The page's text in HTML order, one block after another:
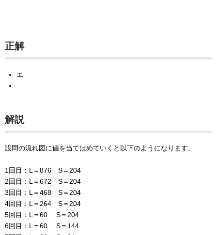
正解
エ
解説
設問の流れ図に値を当てはめていくと以下のようになります。
1回目：L＝876 S＝204
2回目：L＝672 S＝204
3回目：L＝468 S＝204
4回目：L＝264 S＝204
5回目：L＝60 S＝204
6回目：L＝60 S＝144